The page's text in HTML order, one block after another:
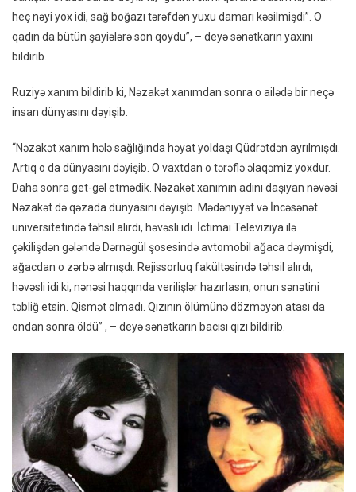
heç nəyi yox idi, sağ boğazı tərəfdən yuxu damarı kəsilmişdi”. O
qadın da bütün şayiələrə son qoydu”, – deyə sənətkarın yaxını
bildirib.
Ruziyə xanım bildirib ki, Nəzakət xanımdan sonra o ailədə bir neçə
insan dünyasını dəyişib.
“Nəzakət xanım hələ sağlığında həyat yoldaşı Qüdrətdən ayrılmışdı.
Artıq o da dünyasını dəyişib. O vaxtdan o tərəflə əlaqəmiz yoxdur.
Daha sonra get-gəl etmədik. Nəzakət xanımın adını daşıyan nəvəsi
Nəzakət də qəzada dünyasını dəyişib. Mədəniyyət və İncəsənət
universitetində təhsil alırdı, həvəsli idi. İctimai Televiziya ilə
çəkilişdən gələndə Dərnəgül şosesində avtomobil ağaca dəymişdi,
ağacdan o zərbə almışdı. Rejissorluq fakültəsində təhsil alırdı,
həvəsli idi ki, nənəsi haqqında verilişlər hazırlasın, onun sənətini
təbliğ etsin. Qismət olmadı. Qızının ölümünə dözməyən atası da
ondan sonra öldü” , – deyə sənətkarın bacısı qızı bildirib.